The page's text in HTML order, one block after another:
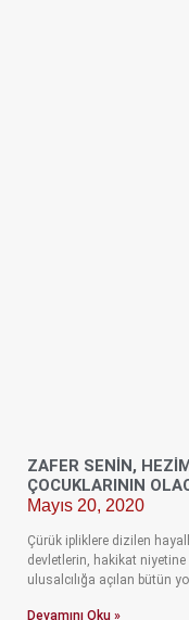
ZAFER SENİN,
ÇOCUKLARININ
Mayıs 20, 2020
Çürük ipliklere dizilen
devletlerin, hakikat
ulusalcılığa açılan bütün
Devamını Oku »